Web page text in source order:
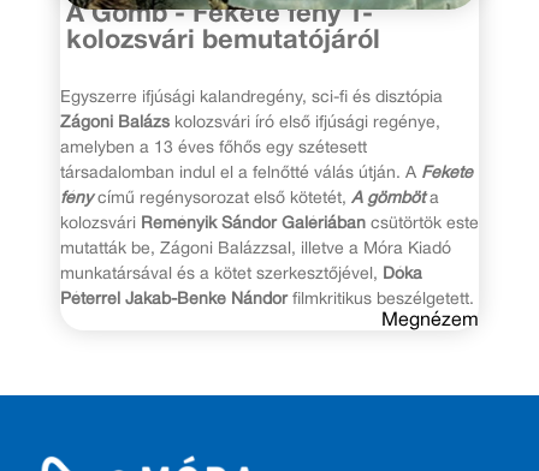
A Gömb - Fekete fény 1-
kolozsvári bemutatójáról
Egyszerre ifjúsági kalandregény, sci-fi és disztópia
Zágoni Balázs kolozsvári író első ifjúsági regénye,
amelyben a 13 éves főhős egy szétesett
társadalomban indul el a felnőtté válás útján. A Fekete
fény című regénysorozat első kötetét, A gömböta
kolozsvári
Reményik Sándor Galériában csütörtök este
mutatták be, Zágoni Balázzsal, illetve a Móra Kiadó
munkatársával és a kötet szerkesztőjével,
Dóka
Péterrel Jakab-Benke Nándorfilmkritikus beszélgetett.
Megnézem